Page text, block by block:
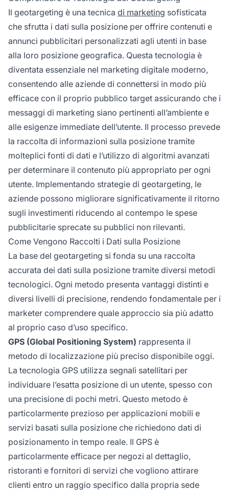
coinvolgimento e i tassi di conversione.
Il geotargeting è una tecnica di marketing sofisticata
che sfrutta i dati sulla posizione per offrire contenuti e
annunci pubblicitari personalizzati agli utenti in base
alla loro posizione geografica. Questa tecnologia è
diventata essenziale nel marketing digitale moderno,
consentendo alle aziende di connettersi in modo più
efficace con il proprio pubblico target assicurando che i
messaggi di marketing siano pertinenti all’ambiente e
alle esigenze immediate dell’utente. Il processo prevede
la raccolta di informazioni sulla posizione tramite
molteplici fonti di dati e l’utilizzo di algoritmi avanzati
per determinare il contenuto più appropriato per ogni
utente. Implementando strategie di geotargeting, le
aziende possono migliorare significativamente il ritorno
sugli investimenti riducendo al contempo le spese
pubblicitarie sprecate su pubblici non rilevanti.
Come Vengono Raccolti i Dati sulla Posizione
La base del geotargeting si fonda su una raccolta
accurata dei dati sulla posizione tramite diversi metodi
tecnologici. Ogni metodo presenta vantaggi distinti e
diversi livelli di precisione, rendendo fondamentale per i
marketer comprendere quale approccio sia più adatto
al proprio caso d’uso specifico.
GPS (Global Positioning System) rappresenta il
metodo di localizzazione più preciso disponibile oggi.
La tecnologia GPS utilizza segnali satellitari per
individuare l’esatta posizione di un utente, spesso con
una precisione di pochi metri. Questo metodo è
particolarmente prezioso per applicazioni mobili e
servizi basati sulla posizione che richiedono dati di
posizionamento in tempo reale. Il GPS è
particolarmente efficace per negozi al dettaglio,
ristoranti e fornitori di servizi che vogliono attirare
clienti entro un raggio specifico dalla propria sede